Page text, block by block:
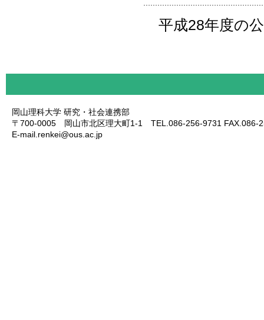
平成28年度の
岡山理科大学 研究・社会連携部
〒700-0005 岡山市北区理大町1-1 TEL.086-256-9731 FAX.086-
E-mail.renkei@ous.ac.jp